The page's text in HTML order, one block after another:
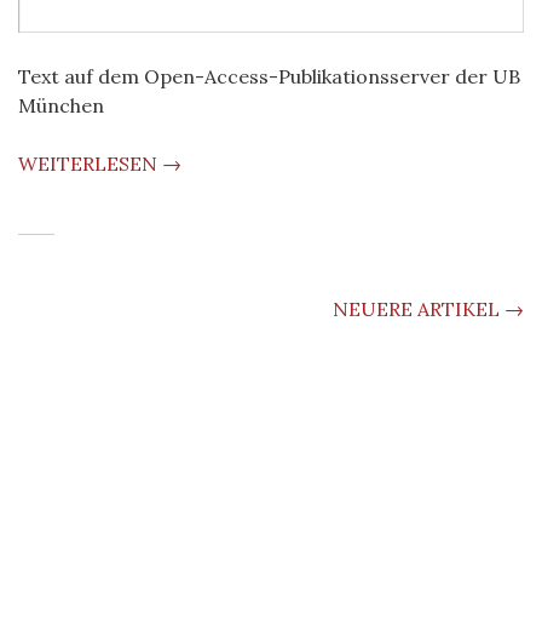
Text auf dem Open-Access-Publikationsserver der UB
München
WEITERLESEN →
NEUERE ARTIKEL →